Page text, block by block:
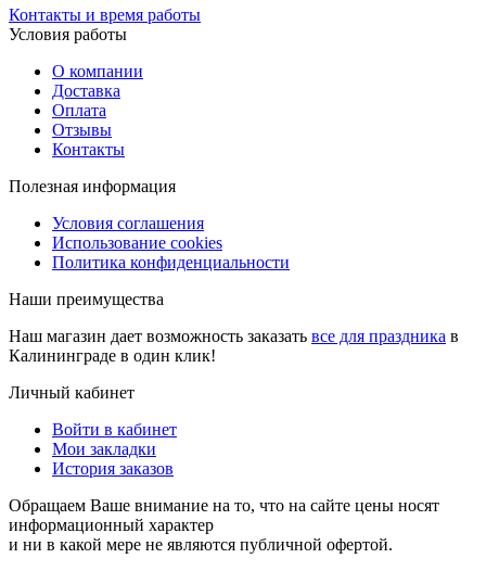
Контакты и время работы
Условия работы
О компании
Доставка
Оплата
Отзывы
Контакты
Полезная информация
Условия соглашения
Использование cookies
Политика конфиденциальности
Наши преимущества
Наш магазин дает возможность заказать все для праздника в
Калининграде в один клик!
Личный кабинет
Войти в кабинет
Мои закладки
История заказов
Обращаем Ваше внимание на то, что на сайте цены носят
информационный характер
и ни в какой мере не являются публичной офертой.